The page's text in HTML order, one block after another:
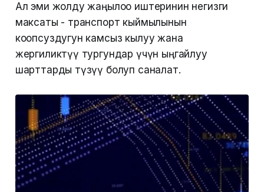
Ал эми жолду жаңылоо иштеринин негизги
максаты - транспорт кыймылынын
коопсуздугун камсыз кылуу жана
жергиликтүү тургундар үчүн ыңгайлуу
шарттарды түзүү болуп саналат.